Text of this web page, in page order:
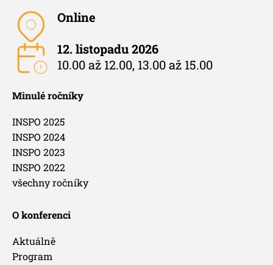
Online
12. listopadu 2026
10.00 až 12.00, 13.00 až 15.00
Minulé ročníky
INSPO 2025
INSPO 2024
INSPO 2023
INSPO 2022
všechny ročníky
O konferenci
Aktuálně
Program